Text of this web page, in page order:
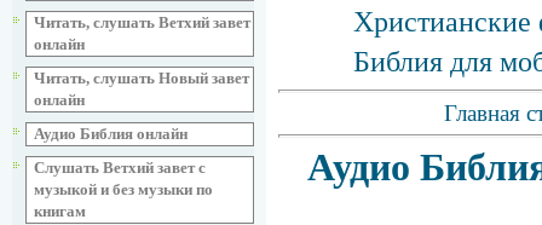
Читать, слушать Ветхий завет
онлайн
Читать, слушать Новый завет
онлайн
Аудио Библия онлайн
Слушать Ветхий завет с
музыкой и без музыки по
книгам
Христианские
Библия для
Главная
Аудио